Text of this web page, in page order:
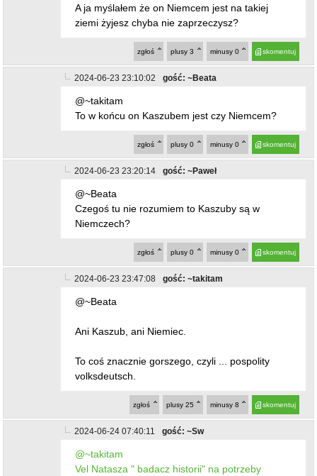
A ja myślałem że on Niemcem jest na takiej
ziemi żyjesz chyba nie zaprzeczysz?
skomentuj
minusy 0
plusy 3
zgłoś
2024-06-23 23:10:02 gość: ~Beata
@~takitam
To w końcu on Kaszubem jest czy Niemcem?
skomentuj
minusy 0
plusy 0
zgłoś
2024-06-23 23:20:14 gość: ~Paweł
@~Beata
Czegoś tu nie rozumiem to Kaszuby są w
Niemczech?
skomentuj
minusy 0
plusy 0
zgłoś
2024-06-23 23:47:08 gość: ~takitam
@~Beata
Ani Kaszub, ani Niemiec.
To coś znacznie gorszego, czyli ... pospolity
volksdeutsch.
skomentuj
minusy 8
plusy 25
zgłoś
2024-06-24 07:40:11 gość: ~Sw
@~takitam
Vel Natasza " badacz historii" na potrzeby